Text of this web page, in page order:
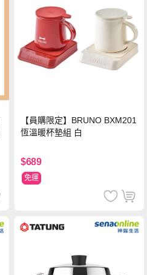
【員購限定】BRUNO BXM201
恆溫暖杯墊組 白
$689
免運